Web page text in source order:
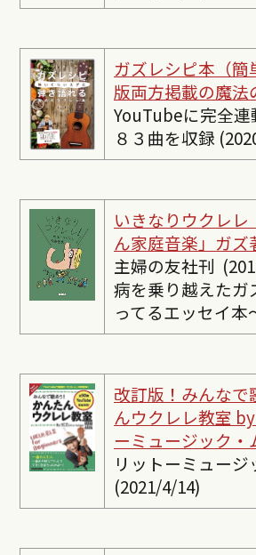
ガズレシピ本（簡
版両方掲載の魔法
YouTubeに完全
８３曲を収録
いきなりウクレレ
ん家庭音楽」ガズ
主婦の友社刊
病を乗り越えたガ
ってるエッセイ本
改訂版！みんなで
んウクレレ教室
ーミュージック・
リットーミュージ
(2021/4/14)